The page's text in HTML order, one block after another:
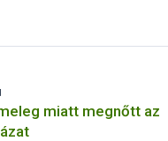
miatt megnőtt az